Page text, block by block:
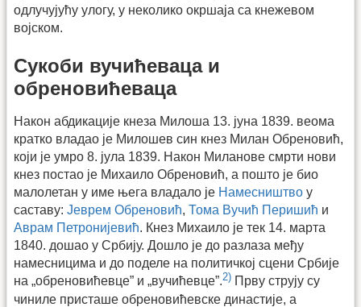
одлучујућу улогу, у неколико окршаја са кнежевом
војском.
Сукоби вучићеваца и
обреновићеваца
Након абдикације кнеза Милоша 13. јуна 1839. веома
кратко владао је Милошев син кнез Милан Обреновић,
који је умро 8. јула 1839. Након Миланове смрти нови
кнез постао је Михаило Обреновић, а пошто је био
малолетан у име њега владало је Намесништво у
саставу: Јеврем Обреновић, Тома Вучић Перишић и
Аврам Петронијевић. Кнез Михаило је тек 14. марта
1840. дошао у Србију. Дошло је до разлаза међу
намесницима и до поделе на политичкој сцени Србије
на „обреновићевце” и „вучићевце”.2) Прву струју су
чиниле присташе обреновићевске династије, а